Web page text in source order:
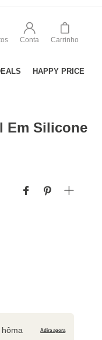
Conta Carrinho
HAPPY PRICE
Em Silicone
Adira agora